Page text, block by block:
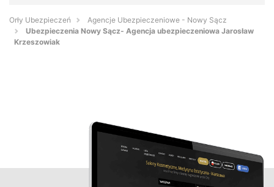
Orły Ubezpieczeń
Agencje Ubezpieczeniowe - Nowy Sącz
Ubezpieczenia Nowy Sącz- Agencja ubezpieczeniowa Jarosław
Krzeszowiak